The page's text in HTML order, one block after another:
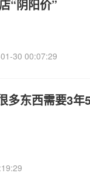
“阴阳价”
30 00:07:29
东西需要3年